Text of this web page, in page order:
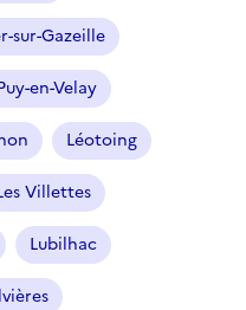
sur-Gazeille
en-Velay
Léotoing
Villettes
Lubilhac